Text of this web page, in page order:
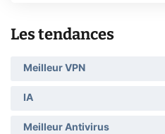
Les tendances
Meilleur VPN
IA
Meilleur Antivirus